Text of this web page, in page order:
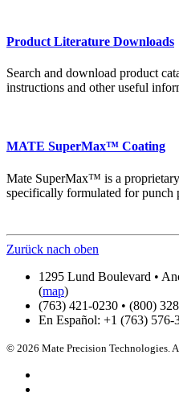
Product Literature Downloads
Search and download product
instructions and other useful
MATE SuperMax™ Coating
Mate SuperMax™ is a
specifically formulated for punch
Zurück nach oben
1295 Lund Boulevard •
(map)
(763) 421-0230 • (800)
En Español: +1 (763) 576-
© 2026 Mate Precision Technologies.